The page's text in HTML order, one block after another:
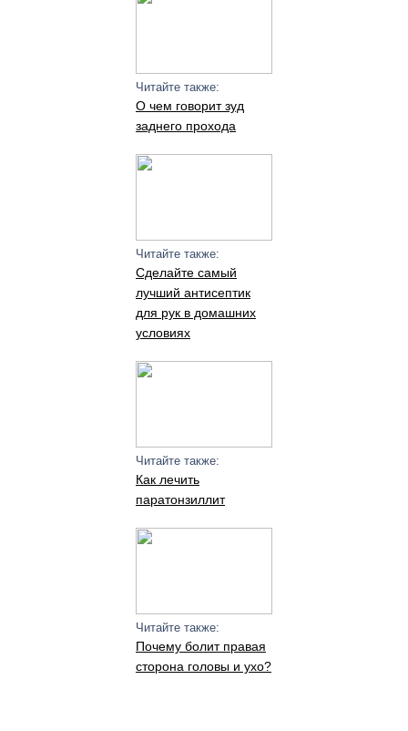
Читайте также:
О чем говорит зуд
заднего прохода
Читайте также:
Сделайте самый
лучший антисептик
для рук в домашних
условиях
Читайте также:
Как лечить
паратонзиллит
Читайте также:
Почему болит правая
сторона головы и ухо?